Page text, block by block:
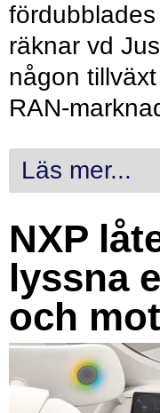
räknar vd
någon
RAN-
Läs mer...
NXP
lyssna
och